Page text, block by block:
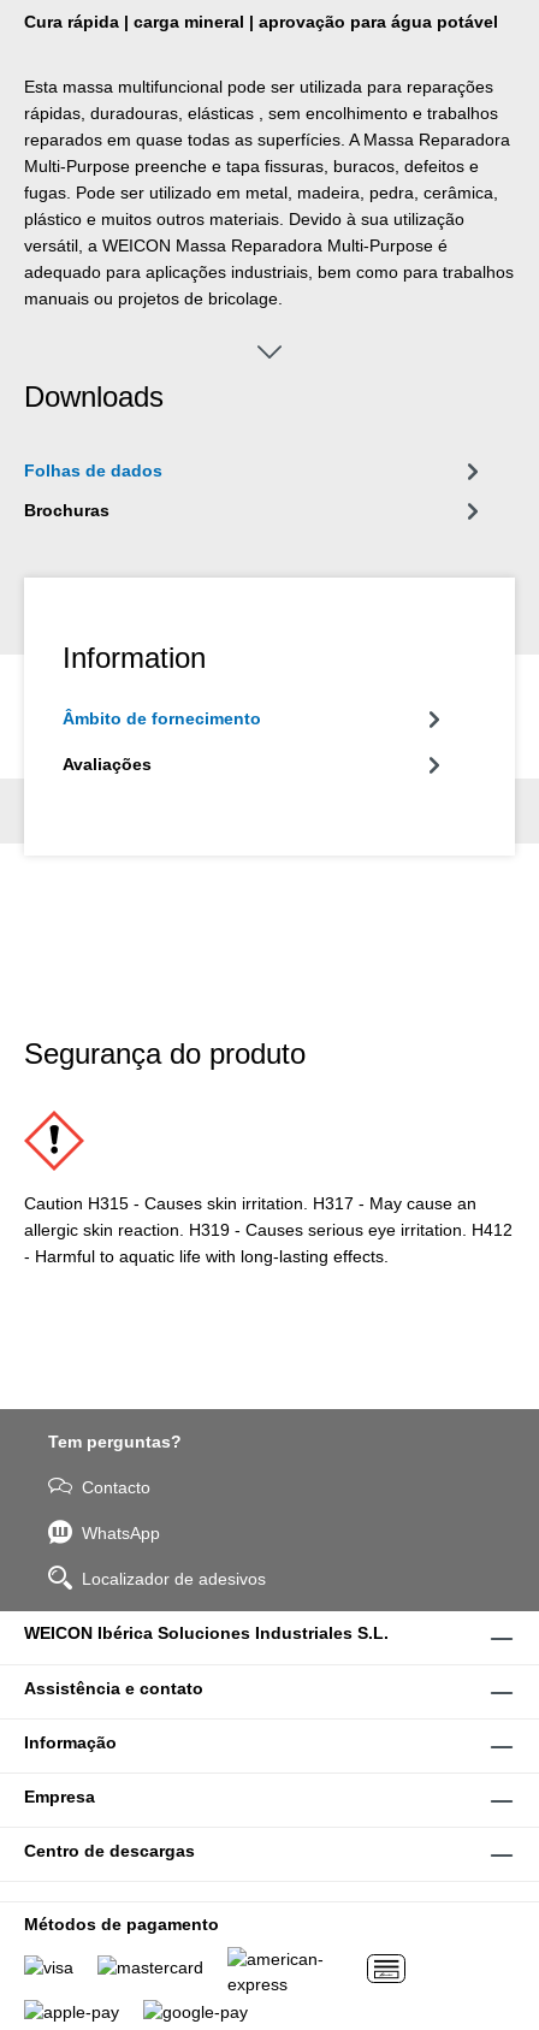
Cura rápida | carga mineral | aprovação para água potável
Esta massa multifuncional pode ser utilizada para reparações
rápidas, duradouras, elásticas , sem encolhimento e trabalhos
reparados em quase todas as superfícies. A Massa Reparadora
Multi-Purpose preenche e tapa fissuras, buracos, defeitos e
fugas. Pode ser utilizado em metal, madeira, pedra, cerâmica,
plástico e muitos outros materiais. Devido à sua utilização
versátil, a WEICON Massa Reparadora Multi-Purpose é
adequado para aplicações industriais, bem como para trabalhos
manuais ou projetos de bricolage.
Downloads
Folhas de dados
Brochuras
Information
Âmbito de fornecimento
Avaliações
Segurança do produto
Caution H315 - Causes skin irritation. H317 - May cause an
allergic skin reaction. H319 - Causes serious eye irritation. H412
- Harmful to aquatic life with long-lasting effects.
Tem perguntas?
Contacto
WhatsApp
Localizador de adesivos
WEICON Ibérica Soluciones Industriales S.L.
Assistência e contato
Informação
Empresa
Centro de descargas
Métodos de pagamento